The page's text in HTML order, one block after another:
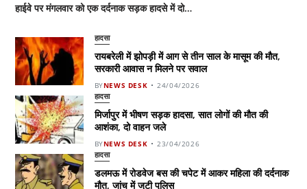
हाईवे पर मंगलवार को एक दर्दनाक सड़क हादसे में दो…
हादसा
रायबरेली में झोपड़ी में आग से तीन साल के मासूम की मौत,
सरकारी आवास न मिलने पर सवाल
BYNEWS DESK 24/04/2026
हादसा
मिर्जापुर में भीषण सड़क हादसा, सात लोगों की मौत की
आशंका, दो वाहन जले
BYNEWS DESK 23/04/2026
हादसा
डलमऊ में रोडवेज बस की चपेट में आकर महिला की दर्दनाक
मौत, जांच में जुटी पुलिस